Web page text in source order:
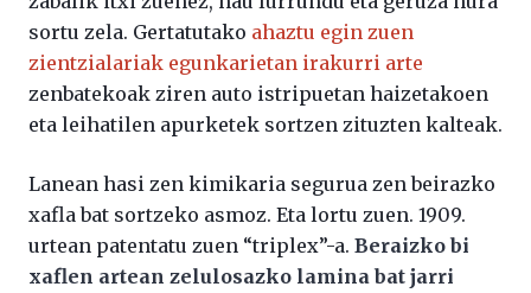
sortu zela. Gertatutako ahaztu egin zuen
zientzialariak egunkarietan irakurri arte
zenbatekoak ziren auto istripuetan haizetakoen
eta leihatilen apurketek sortzen zituzten kalteak.
Lanean hasi zen kimikaria segurua zen beirazko
xafla bat sortzeko asmoz. Eta lortu zuen. 1909.
urtean patentatu zuen “triplex”-a. Beraizko bi
xaflen artean zelulosazko lamina bat jarri